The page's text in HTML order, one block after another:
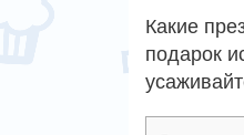
Какие
подарок